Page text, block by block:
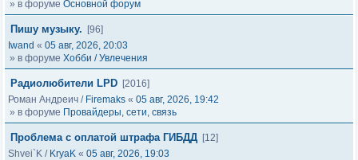
» в форуме Основной форум
Пишу музыку.
[96]
Iwand « 05 авг, 2026, 20:03
» в форуме Хобби / Увлечения
Радиолюбители LPD [2016]
Роман Андреич / Firemaks « 05 авг, 2026, 19:42
» в форуме Провайдеры, сети, связь
Проблема с оплатой штрафа ГИБДД [12]
Shvei`K / KryaK « 05 авг, 2026, 19:03